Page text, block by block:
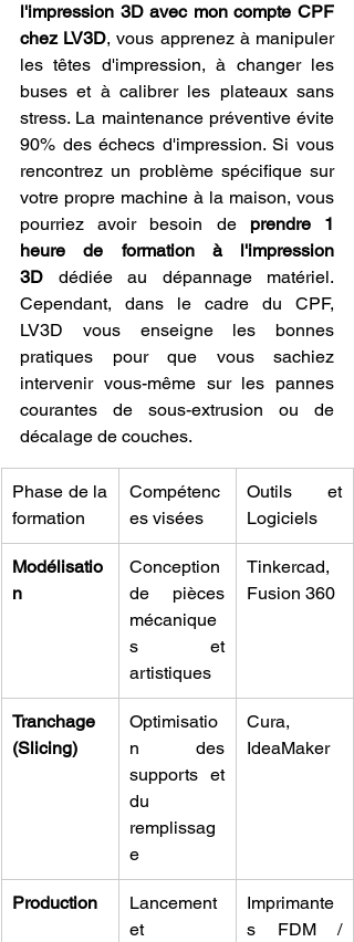
l'impression 3D avec mon compte CPF
chez LV3D, vous apprenez à manipuler
les têtes d'impression, à changer les
buses et à calibrer les plateaux sans
stress. La maintenance préventive évite
90% des échecs d'impression. Si vous
rencontrez un problème spécifique sur
votre propre machine à la maison, vous
pourriez avoir besoin de prendre 1
heure de formation à l'impression
3D dédiée au dépannage matériel.
Cependant, dans le cadre du CPF,
LV3D vous enseigne les bonnes
pratiques pour que vous sachiez
intervenir vous-même sur les pannes
courantes de sous-extrusion ou de
décalage de couches.
Phase de la
formation
Compétenc
es visées
Outils et
Logiciels
Modélisatio
n
Conception
de pièces
mécanique
s et
artistiques
Tinkercad,
Fusion 360
Tranchage
(Slicing)
Optimisatio
n des
supports et
du
remplissag
e
Cura,
IdeaMaker
Production
Lancement
et
Imprimante
s FDM /